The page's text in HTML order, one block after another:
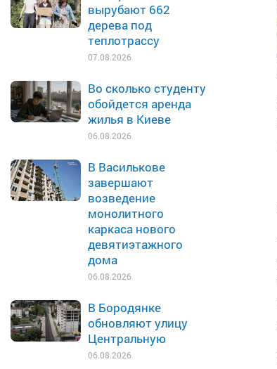
вырубают 662
дерева под
теплотрассу
07.08.2026
Во сколько студенту
обойдется аренда
жилья в Киеве
06.08.2026
В Василькове
завершают
возведение
монолитного
каркаса нового
девятиэтажного
дома
06.08.2026
В Бородянке
обновляют улицу
Центральную
06.08.2026